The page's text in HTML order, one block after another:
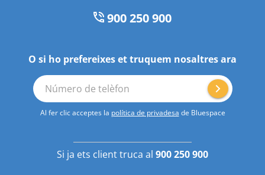
900 250 900
O si ho prefereixes et truquem nosaltres ara
Número de telèfon
Al fer clic acceptes la política de privadesa de Bluespace
Si ja ets client truca al 900 250 900